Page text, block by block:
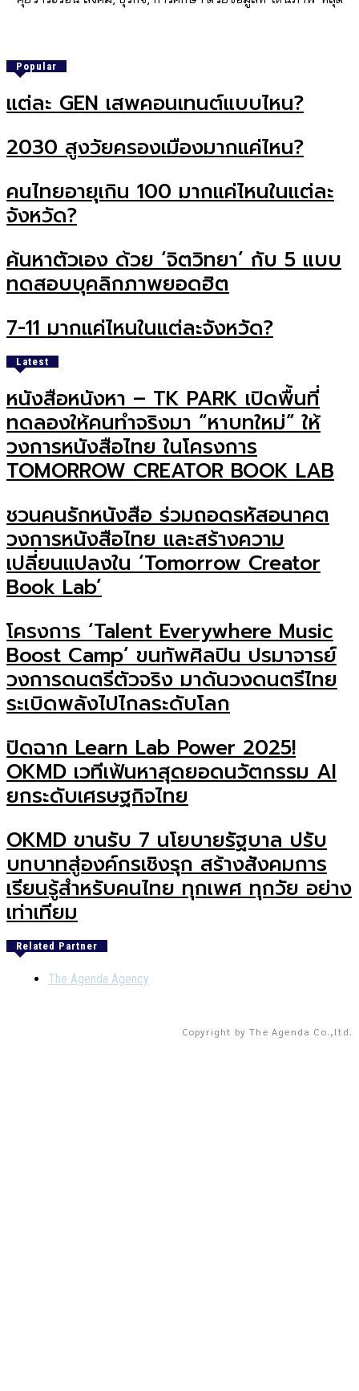
Popular
แต่ละ GEN เสพคอนเทนต์แบบไหน?
2030 สูงวัยครองเมืองมากแค่ไหน?
คนไทยอายุเกิน 100 มากแค่ไหนในแต่ละ
จังหวัด?
ค้นหาตัวเอง ด้วย ‘จิตวิทยา’ กับ 5 แบบ
ทดสอบบุคลิกภาพยอดฮิต
7-11 มากแค่ไหนในแต่ละจังหวัด?
Latest
หนังสือหนังหา – TK PARK เปิดพื้นที่
ทดลองให้คนทำจริงมา “หาบทใหม่” ให้
วงการหนังสือไทย ในโครงการ
TOMORROW CREATOR BOOK LAB
ชวนคนรักหนังสือ ร่วมถอดรหัสอนาคต
วงการหนังสือไทย และสร้างความ
เปลี่ยนแปลงใน ‘Tomorrow Creator
Book Lab’
โครงการ ‘Talent Everywhere Music
Boost Camp’ ขนทัพศิลปิน ปรมาจารย์
วงการดนตรีตัวจริง มาดันวงดนตรีไทย
ระเบิดพลังไปไกลระดับโลก
ปิดฉาก Learn Lab Power 2025!
OKMD เวทีเฟ้นหาสุดยอดนวัตกรรม AI
ยกระดับเศรษฐกิจไทย
OKMD ขานรับ 7 นโยบายรัฐบาล ปรับ
บทบาทสู่องค์กรเชิงรุก สร้างสังคมการ
เรียนรู้สำหรับคนไทย ทุกเพศ ทุกวัย อย่าง
เท่าเทียม
Related Partner
The Agenda Agency
Copyright by The Agenda Co.,ltd.